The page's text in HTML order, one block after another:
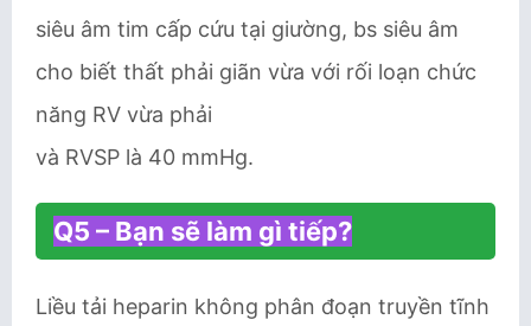
siêu âm tim cấp cứu tại giường, bs siêu âm
cho biết thất phải giãn vừa với rối loạn chức
năng RV vừa phải
và RVSP là 40 mmHg.
Q5 – Bạn sẽ làm gì tiếp?
Liều tải heparin không phân đoạn truyền tĩnh